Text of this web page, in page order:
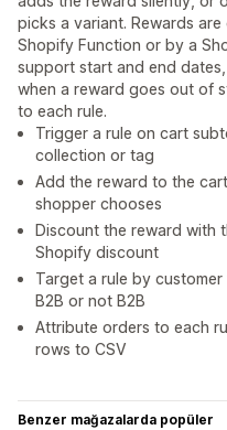
picks a variant. Rewards
Shopify Function or by a
support start and end
when a reward goes out of
to each rule.
Trigger a rule on cart
collection or tag
Add the reward to the
shopper chooses
Discount the reward with
Shopify discount
Target a rule by
B2B or not B2B
Attribute orders to each
rows to CSV
Benzer mağazalarda popüler